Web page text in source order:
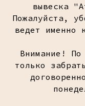
вывеска
Пожалуйста,
ведет именно
Внимание! По
только